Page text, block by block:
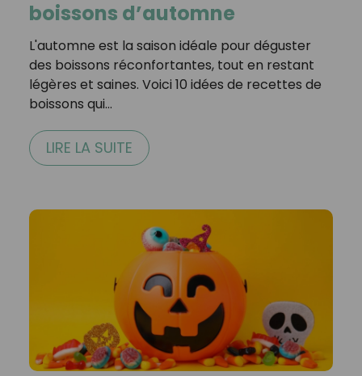
boissons d’automne
L'automne est la saison idéale pour déguster
des boissons réconfortantes, tout en restant
légères et saines. Voici 10 idées de recettes de
boissons qui…
LIRE LA SUITE